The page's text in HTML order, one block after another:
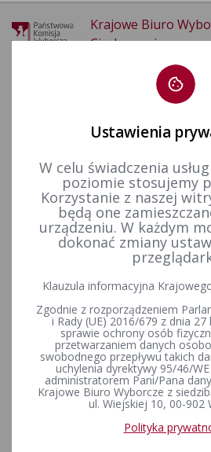
Krajowe Biuro
Ciechanowie
Finansowanie kampanii wyborczych Wybory Samorządowe
KOMUNIKAT PAŃSTWOWEJ KOMISJI
sprawozdaniach finansowych
uczestniczących w wyborach
terytorialnego przeprowadzonych w
2024 r.
Komunikat Państwowej Komisji
r. W sprawie sprawozdań
wyborczych uczestniczących w
Ustawienia
W celu świadczenia
poziomie stosujemy
Korzystanie z naszej
będą one
urządzeniu. W każdym
dokonać zmiany
Klauzula informacyjna
Zgodnie z rozporządzeniem
i Rady (UE) 2016/679 z dnia
sprawie ochrony osób
przetwarzaniem danych
swobodnego przepływu takich
uchylenia dyrektywy 95/46/
administratorem Pani/Pana
Krajowe Biuro Wyborcze z
ul. Wiejskiej 10, 00-902
Polityka